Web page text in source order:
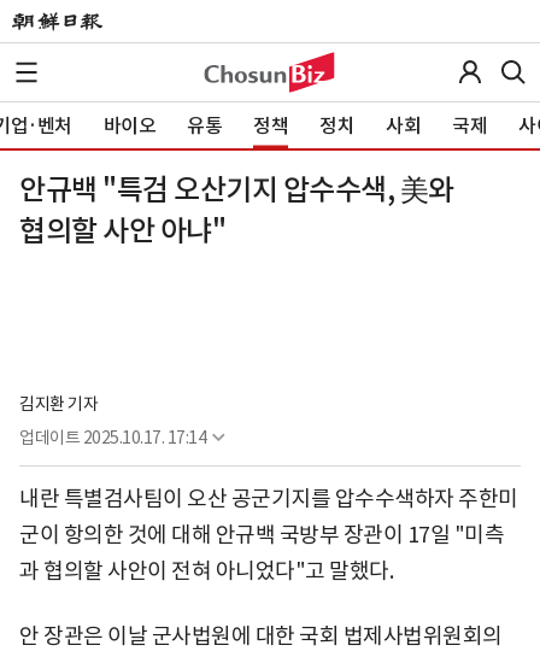
업·벤처 바이오 유통 정책 정치 사회 국제 사
안규백 "특검 오산기지 압수수색, 美와
협의할 사안 아냐"
김지환 기자
업데이트 2025.10.17. 17:14
내란 특별검사팀이 오산 공군기지를 압수수색하자 주한미
군이 항의한 것에 대해 안규백 국방부 장관이 17일 "미측
과 협의할 사안이 전혀 아니었다"고 말했다.
안 장관은 이날 군사법원에 대한 국회 법제사법위원회의